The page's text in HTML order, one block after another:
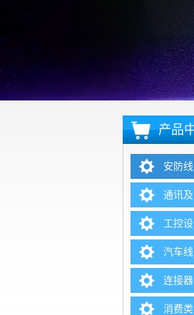
产品
安防
通讯
工控
汽车线
连接器
消费